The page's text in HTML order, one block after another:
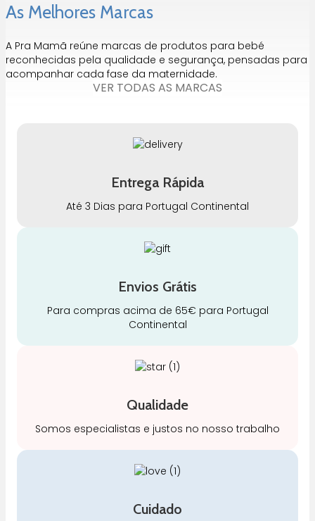
As Melhores Marcas
A Pra Mamã reúne marcas de produtos para bebé
reconhecidas pela qualidade e segurança, pensadas para
acompanhar cada fase da maternidade.
VER TODAS AS MARCAS
Entrega Rápida
Até 3 Dias para Portugal Continental
Envios Grátis
Para compras acima de 65€ para Portugal
Continental
Qualidade
Somos especialistas e justos no nosso trabalho
Cuidado